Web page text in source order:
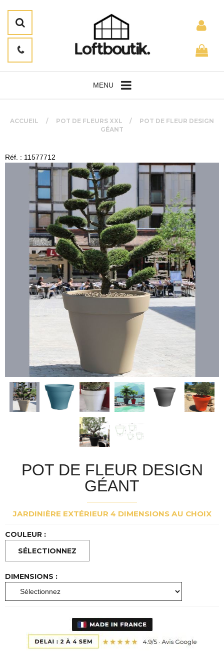
MENU
ACCUEIL POT DE FLEURS XXL
POT DE FLEUR DESIGN
GÉANT
Réf. : 11577712
POT DE FLEUR DESIGN
GÉANT
JARDINIÈRE EXTÉRIEUR 4 DIMENSIONS AU CHOIX
COULEUR :
DIMENSIONS :